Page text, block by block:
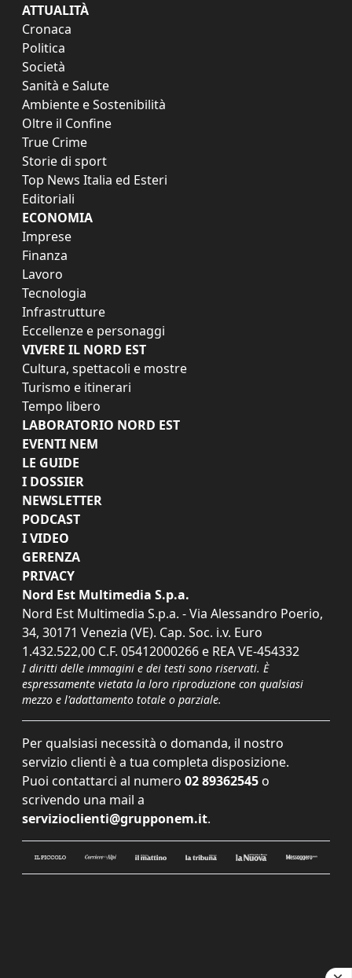
ATTUALITÀ
Cronaca
Politica
Società
Sanità e Salute
Ambiente e Sostenibilità
Oltre il Confine
True Crime
Storie di sport
Top News Italia ed Esteri
Editoriali
ECONOMIA
Imprese
Finanza
Lavoro
Tecnologia
Infrastrutture
Eccellenze e personaggi
VIVERE IL NORD EST
Cultura, spettacoli e mostre
Turismo e itinerari
Tempo libero
LABORATORIO NORD EST
EVENTI NEM
LE GUIDE
I DOSSIER
NEWSLETTER
PODCAST
I VIDEO
GERENZA
PRIVACY
Nord Est Multimedia S.p.a.
Nord Est Multimedia S.p.a. - Via Alessandro Poerio,
34, 30171 Venezia (VE). Cap. Soc. i.v. Euro
1.432.522,00 C.F. 05412000266 e REA VE-454332
I diritti delle immagini e dei testi sono riservati. È
espressamente vietata la loro riproduzione con qualsiasi
mezzo e l'adattamento totale o parziale.
Per qualsiasi necessità o domanda, il nostro
servizio clienti è a tua completa disposizione.
Puoi contattarci al numero 02 89362545 o
scrivendo una mail a
servizioclienti@grupponem.it.